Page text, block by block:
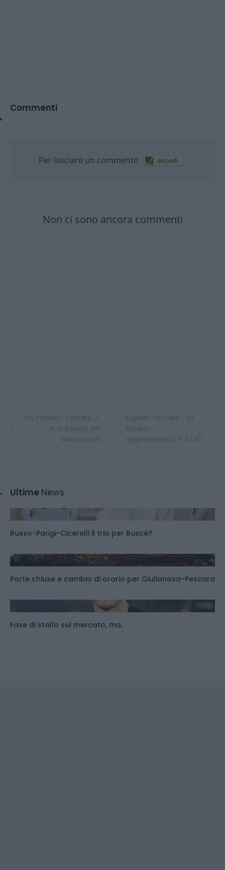
Commenti
Ultime News
Russo-Parigi-Cicerelli il trio per Buscè?
Porte chiuse e cambio di orario per Giulianova-Pescara
Fase di stallo sul mercato, ma..